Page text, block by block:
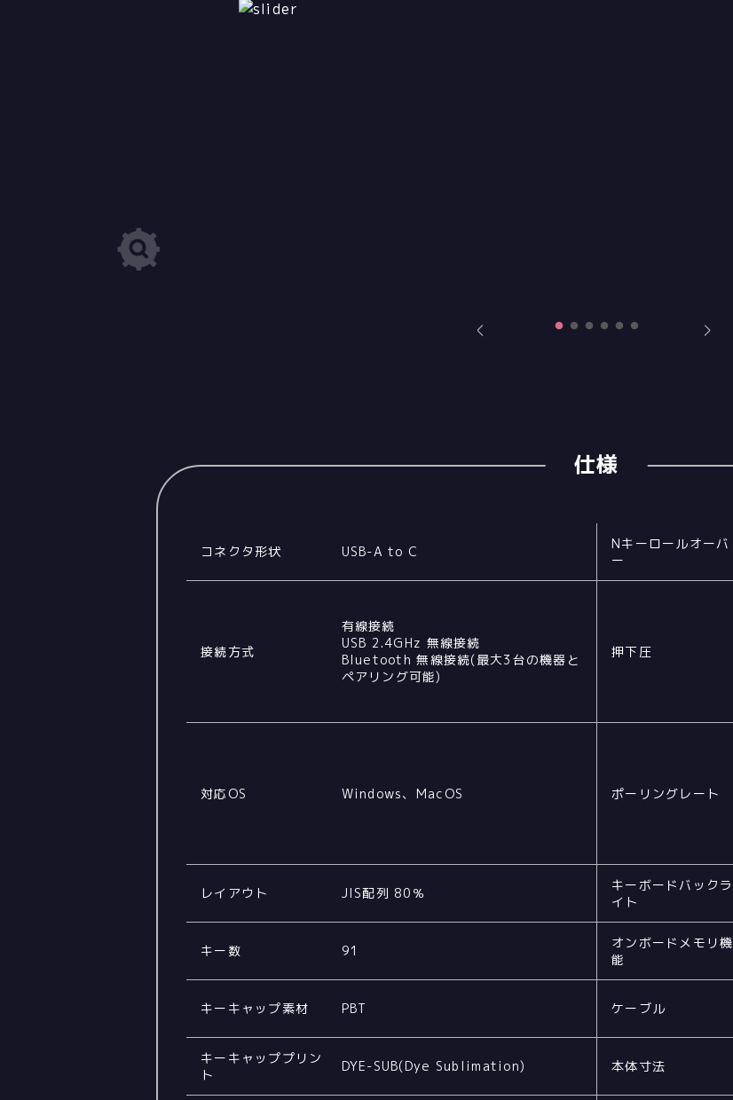
仕様
コネクタ形状 USB-A to C
接続方式
有線接続
USB 2.4GHz 無線接続
Bluetooth 無線接続(最大3台の機器と
ペアリング可能)
対応OS Windows、MacOS
レイアウト JIS配列 80％
キー数 91
キーキャップ素材 PBT
キーキャッププリン
ト
DYE-SUB(Dye Sublimation)
Nキーロールオーバ
ー
押下圧
ポーリングレート
キーボードバックラ
イト
オンボードメモリ機
能
ケーブル
本体寸法